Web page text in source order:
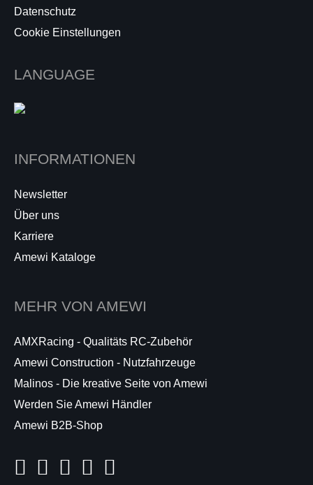
Datenschutz
Cookie Einstellungen
LANGUAGE
INFORMATIONEN
Newsletter
Über uns
Karriere
Amewi Kataloge
MEHR VON AMEWI
AMXRacing - Qualitäts RC-Zubehör
Amewi Construction - Nutzfahrzeuge
Malinos - Die kreative Seite von Amewi
Werden Sie Amewi Händler
Amewi B2B-Shop